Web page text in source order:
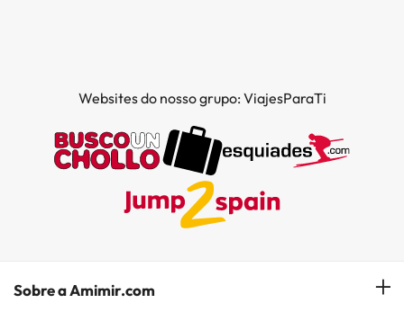
Websites do nosso grupo: ViajesParaTi
Sobre a Amimir.com